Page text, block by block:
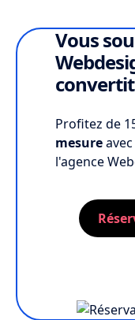
Vous
convertit
Profitez de
mesure
l'agence